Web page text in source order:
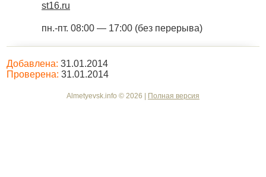
st16.ru
пн.-пт. 08:00 — 17:00 (без перерыва)
Добавлена: 31.01.2014
Проверена: 31.01.2014
Almetyevsk.info © 2026 | Полная версия